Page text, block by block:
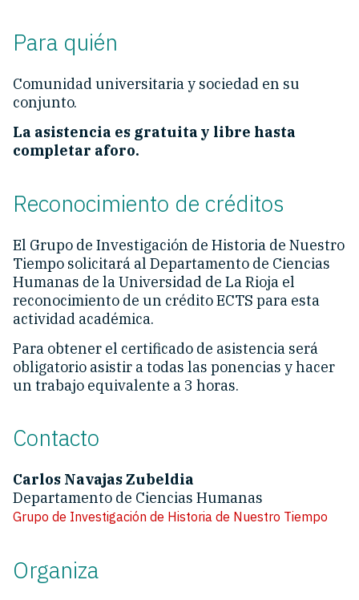
Para quién
Comunidad universitaria y sociedad en su
conjunto.
La asistencia es gratuita y libre hasta
completar aforo.
Reconocimiento de créditos
El Grupo de Investigación de Historia de Nuestro
Tiempo solicitará al Departamento de Ciencias
Humanas de la Universidad de La Rioja el
reconocimiento de un crédito ECTS para esta
actividad académica.
Para obtener el certificado de asistencia será
obligatorio asistir a todas las ponencias y hacer
un trabajo equivalente a 3 horas.
Contacto
Carlos Navajas Zubeldia
Departamento de Ciencias Humanas
Grupo de Investigación de Historia de Nuestro Tiempo
Organiza